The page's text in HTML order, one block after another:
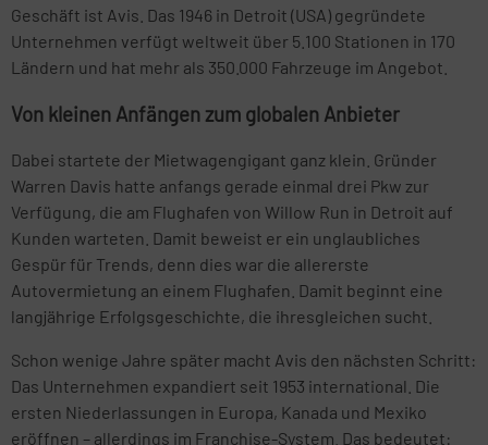
Geschäft ist Avis. Das 1946 in Detroit (USA) gegründete
Unternehmen verfügt weltweit über 5.100 Stationen in 170
Ländern und hat mehr als 350.000 Fahrzeuge im Angebot.
Von kleinen Anfängen zum globalen Anbieter
Dabei startete der Mietwagengigant ganz klein. Gründer
Warren Davis hatte anfangs gerade einmal drei Pkw zur
Verfügung, die am Flughafen von Willow Run in Detroit auf
Kunden warteten. Damit beweist er ein unglaubliches
Gespür für Trends, denn dies war die allererste
Autovermietung an einem Flughafen. Damit beginnt eine
langjährige Erfolgsgeschichte, die ihresgleichen sucht.
Schon wenige Jahre später macht Avis den nächsten Schritt:
Das Unternehmen expandiert seit 1953 international. Die
ersten Niederlassungen in Europa, Kanada und Mexiko
eröffnen – allerdings im Franchise-System. Das bedeutet: